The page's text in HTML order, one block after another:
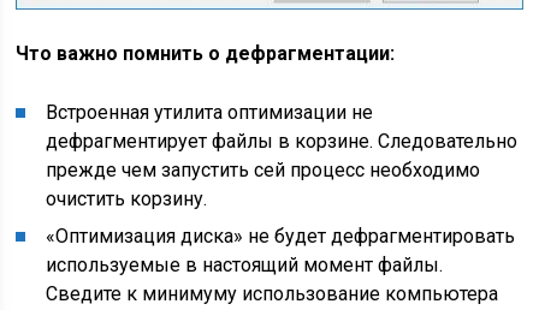
Что важно помнить о дефрагментации:
Встроенная утилита оптимизации не
дефрагментирует файлы в корзине. Следовательно
прежде чем запустить сей процесс необходимо
очистить корзину.
«Оптимизация диска» не будет дефрагментировать
используемые в настоящий момент файлы.
Сведите к минимуму использование компьютера